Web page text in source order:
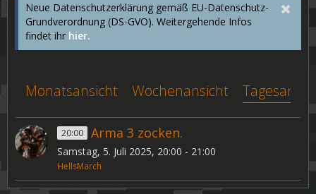
Neue Datenschutzerklärung gemäß EU-Datenschutz-
Grundverordnung (DS-GVO). Weitergehende Infos
findet ihr hier.
Monatsansicht Wochenansicht
20:00 Arma 3 zocken.
Samstag, 5. Juli 2025, 20:00 - 21:00
HellsMarch